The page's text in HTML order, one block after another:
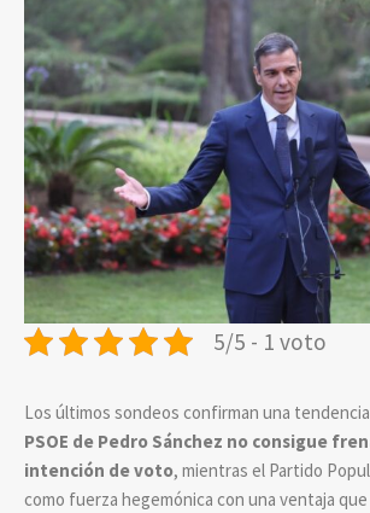
5/5 - 1 voto
Los últimos sondeos confirman una
PSOE de Pedro Sánchez no consigue
intención de voto, mientras el Partido
como fuerza hegemónica con una ventaja